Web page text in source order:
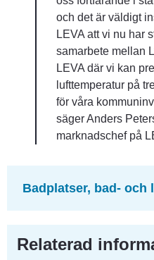
och det är väldigt
LEVA att vi nu har
samarbete mellan
LEVA där vi kan
lufttemperatur på
för våra
säger Anders
marknadschef på
Badplatser, bad- och
Relaterad